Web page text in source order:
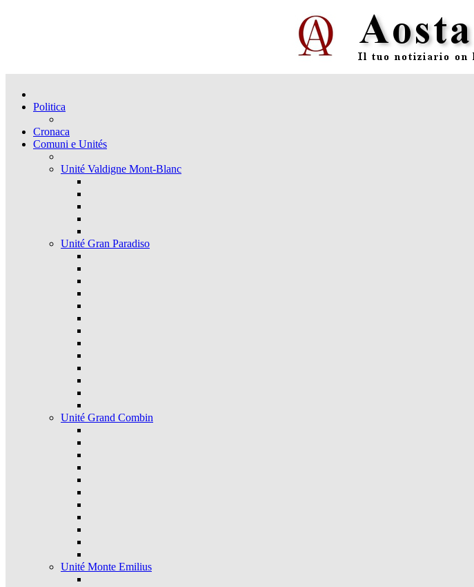
Politica
Cronaca
Comuni e Unités
Unité Valdigne Mont-Blanc
Unité Gran Paradiso
Unité Grand Combin
Unité Monte Emilius